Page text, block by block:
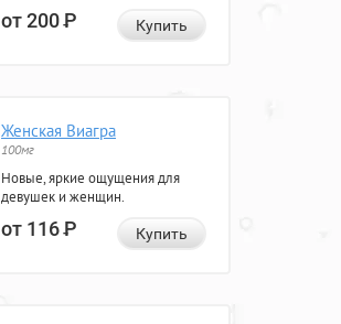
от 200Р Купить
Женская Виагра
100мг
Новые, яркие ощущения для
девушек и женщин.
от 116Р Купить